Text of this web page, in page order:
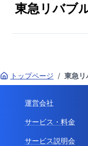
東急リバブ
トップページ / 東急リ
運営会社
サービス・料金
サービス説明会